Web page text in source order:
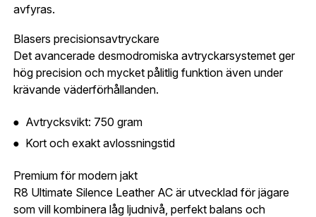
avfyras.
Blasers precisionsavtryckare
Det avancerade desmodromiska avtryckarsystemet ger
hög precision och mycket pålitlig funktion även under
krävande väderförhållanden.
Avtrycksvikt: 750 gram
Kort och exakt avlossningstid
Premium för modern jakt
R8 Ultimate Silence Leather AC är utvecklad för jägare
som vill kombinera låg ljudnivå, perfekt balans och